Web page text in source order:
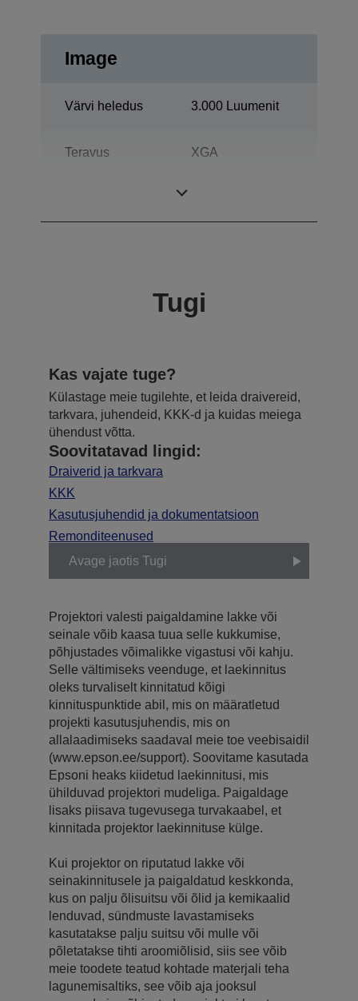
Image
Värvi heledus 3.000 Luumenit
Teravus XGA
Tugi
Kas vajate tuge?
Külastage meie tugilehte, et leida draivereid,
tarkvara, juhendeid, KKK-d ja kuidas meiega
ühendust võtta.
Soovitatavad lingid:
Draiverid ja tarkvara
KKK
Kasutusjuhendid ja dokumentatsioon
Remonditeenused
Avage jaotis Tugi
Projektori valesti paigaldamine lakke või
seinale võib kaasa tuua selle kukkumise,
põhjustades võimalikke vigastusi või kahju.
Selle vältimiseks veenduge, et laekinnitus
oleks turvaliselt kinnitatud kõigi
kinnituspunktide abil, mis on määratletud
projekti kasutusjuhendis, mis on
allalaadimiseks saadaval meie toe veebisaidil
(www.epson.ee/support). Soovitame kasutada
Epsoni heaks kiidetud laekinnitusi, mis
ühilduvad projektori mudeliga. Paigaldage
lisaks piisava tugevusega turvakaabel, et
kinnitada projektor laekinnituse külge.
Kui projektor on riputatud lakke või
seinakinnitusele ja paigaldatud keskkonda,
kus on palju õlisuitsu või õlid ja kemikaalid
lenduvad, sündmuste lavastamiseks
kasutatakse palju suitsu või mulle või
põletatakse tihti aroomiõlisid, siis see võib
meie toodete teatud kohtade materjali teha
lagunemisaltiks, see võib aja jooksul